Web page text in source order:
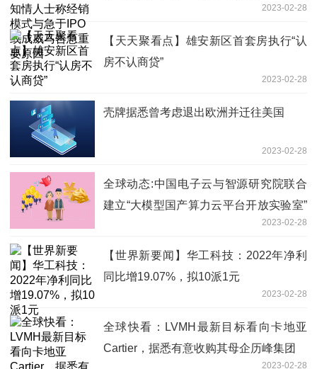
2023-02-28
【天天聚看点】雄安新区首套房执行“认
房不认商贷”
2023-02-28
壳牌据悉曾考虑退出欧洲并迁往美国
2023-02-28
全球动态:中国电子云与智源研究院联合
建立“大模型国产算力云平台开放实验室”
探索国产CPU的大模型适配部署2023-02-28
【世界新要闻】华工科技：2022年净利
同比增19.07%，拟10派1元
2023-02-28
全球快看：LVMH最新目标看向卡地亚
Cartier，据悉有意收购其母企历峰集团
2023-02-28